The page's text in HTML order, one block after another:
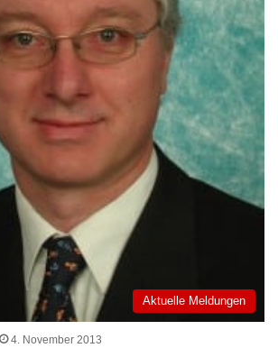
Aktuelle Meldungen
4. November 2013